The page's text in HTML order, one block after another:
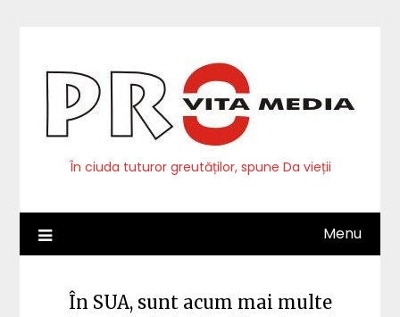
În ciuda tuturor greutăților, spune Da vieții
Menu
În SUA, sunt acum mai multe